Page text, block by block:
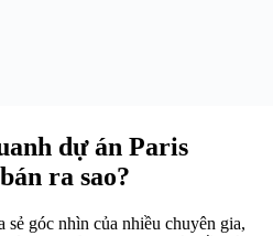
dự án Paris
ra sao?
góc nhìn của nhiều chuyên gia,